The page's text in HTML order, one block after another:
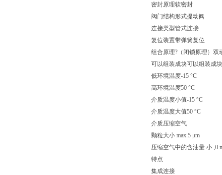
密封原理软密封
阀门结构形式提动阀
连接类型管式连接
复位装置带弹簧复位
组合原理?（闭锁原理）双
可以组装成块可以组装成块
低环境温度-15 °C
高环境温度50 °C
介质温度小值-15 °C
介质温度大值50 °C
介质压缩空气
颗粒大小 max.5 μm
压缩空气中的含油量 小.,0
特点
集成连接